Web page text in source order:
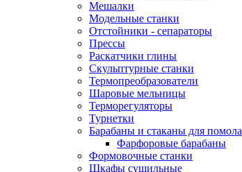
Мешалки
Модельные станки
Отстойники - сепараторы
Прессы
Раскатчики глины
Скульптурные станки
Термопреобразователи
Шаровые мельницы
Терморегуляторы
Турнетки
Барабаны и стаканы для помола
Фарфоровые барабаны
Формовочные станки
Шкафы сушильные